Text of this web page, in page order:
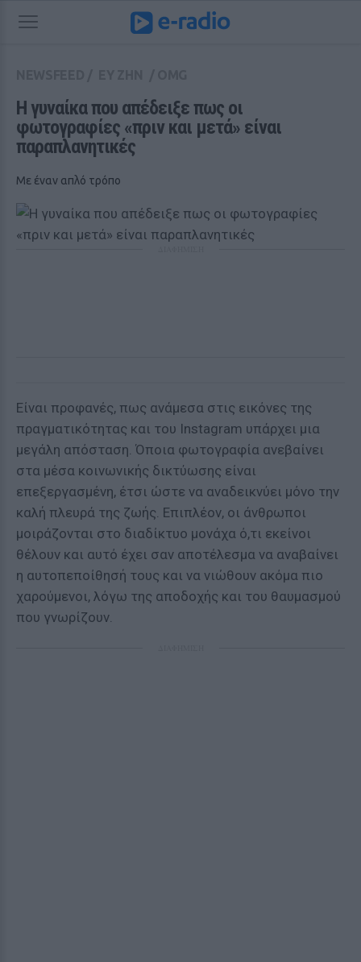
Η γυναίκα που απέδειξε πως οι
φωτογραφίες «πριν και μετά» είναι
παραπλανητικές
Με έναν απλό τρόπο
Είναι προφανές, πως ανάμεσα στις εικόνες της
πραγματικότητας και του Instagram υπάρχει μια
μεγάλη απόσταση. Όποια φωτογραφία ανεβαίνει
στα μέσα κοινωνικής δικτύωσης είναι
επεξεργασμένη, έτσι ώστε να αναδεικνύει μόνο την
καλή πλευρά της ζωής. Επιπλέον, οι άνθρωποι
μοιράζονται στο διαδίκτυο μονάχα ό,τι εκείνοι
θέλουν και αυτό έχει σαν αποτέλεσμα να αναβαίνει
η αυτοπεποίθησή τους και να νιώθουν ακόμα πιο
χαρούμενοι, λόγω της αποδοχής και του θαυμασμού
που γνωρίζουν.